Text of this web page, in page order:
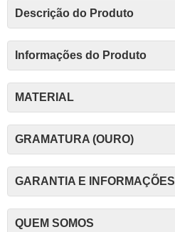
Descrição do Produto
Informações do Produto
MATERIAL
GRAMATURA (OURO)
GARANTIA E INFORMAÇÕES
QUEM SOMOS